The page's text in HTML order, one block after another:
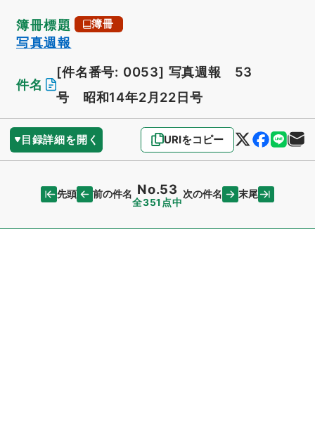
簿冊標題 簿冊
写真週報
件名
[件名番号: 0053] 写真週報 53
号 昭和14年2月22日号
目録詳細を開く URIをコピー
先頭 前の件名 No.53
全351点中
次の件名 末尾